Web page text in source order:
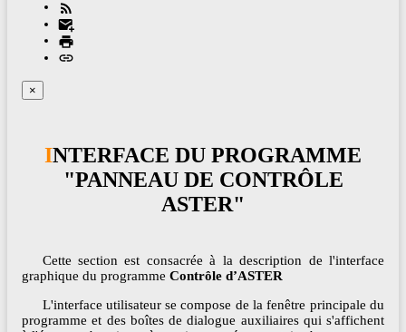
×
INTERFACE DU PROGRAMME
"PANNEAU DE CONTRÔLE
ASTER"
Cette section est consacrée à la description de l'interface
graphique du programme Contrôle d’ASTER
L'interface utilisateur se compose de la fenêtre principale du
programme et des boîtes de dialogue auxiliaires qui s'affichent